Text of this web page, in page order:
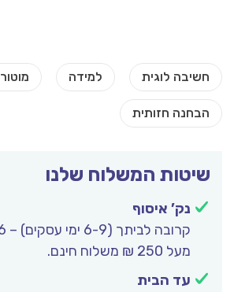
שיטות המשלוח שלנו
נק’ איסוף
מעל 250 ₪ משלוח חינם.
עד הבית